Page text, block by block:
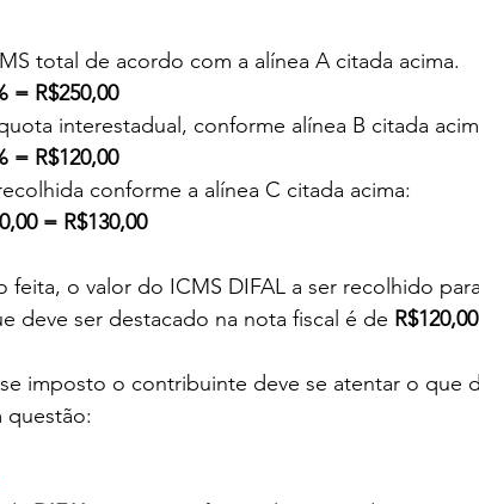
total de acordo com a alínea A citada acima.
= R$250,00
interestadual, conforme alínea B citada
= R$120,00
conforme a alínea C citada acima:
= R$130,00
feita, o valor do ICMS DIFAL a ser recolhido
deve ser destacado na nota fiscal é de
imposto o contribuinte deve se atentar o que
questão: